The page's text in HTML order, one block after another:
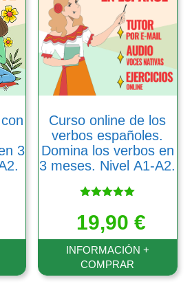
3
Curso online de los
verbos españoles.
Domina los verbos en
3 meses. Nivel А1-А2.
con
5.00
de 5
19,90 €
INFORMACIÓN +
COMPRAR
múltiples
variantes.
Las
opciones
se
pueden
elegir
página
de
producto